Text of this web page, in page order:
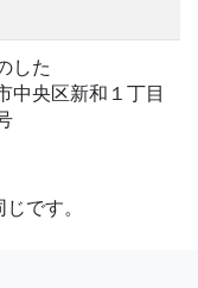
した
中央区新和１丁目
です。